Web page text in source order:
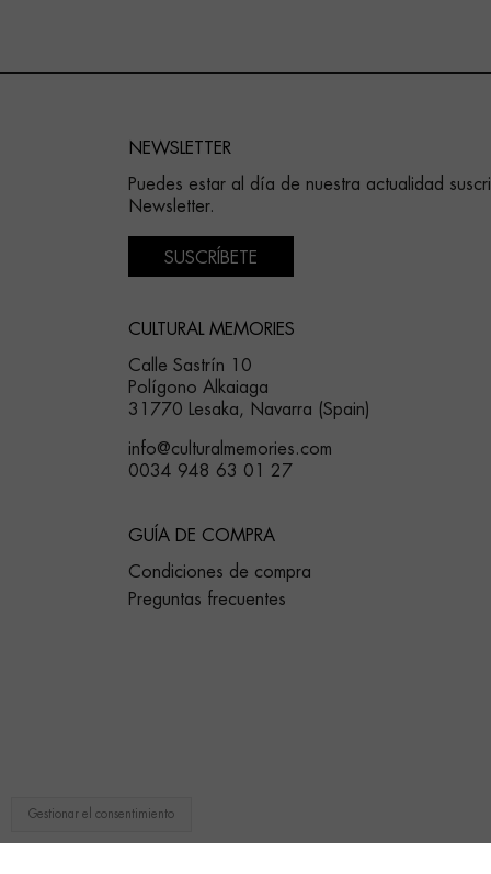
NEWSLETTER
Puedes estar al día de nuestra actualidad
Newsletter.
SUSCRÍBETE
CULTURAL MEMORIES
Calle Sastrín 10
Polígono Alkaiaga
31770 Lesaka, Navarra (Spain)
info@culturalmemories.com
0034 948 63 01 27
GUÍA DE COMPRA
Condiciones de compra
Preguntas frecuentes
Gestionar el consentimiento